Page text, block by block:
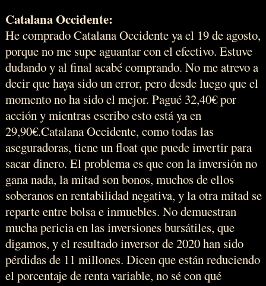
Catalana Occidente:
He comprado Catalana Occidente ya el 19 de agosto,
porque no me supe aguantar con el efectivo. Estuve
dudando y al final acabé comprando. No me atrevo a
decir que haya sido un error, pero desde luego que el
momento no ha sido el mejor. Pagué 32,40€ por
acción y mientras escribo esto está ya en
29,90€.Catalana Occidente, como todas las
aseguradoras, tiene un float que puede invertir para
sacar dinero. El problema es que con la inversión no
gana nada, la mitad son bonos, muchos de ellos
soberanos en rentabilidad negativa, y la otra mitad se
reparte entre bolsa e inmuebles. No demuestran
mucha pericia en las inversiones bursátiles, que
digamos, y el resultado inversor de 2020 han sido
pérdidas de 11 millones. Dicen que están reduciendo
el porcentaje de renta variable, no sé con qué